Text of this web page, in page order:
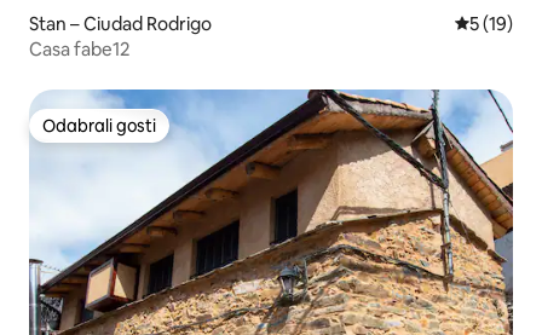
Stan – Ciudad Rodrigo Prosječna
5 (19)
Casa fabe12
Odabrali gosti
Odabrali gosti